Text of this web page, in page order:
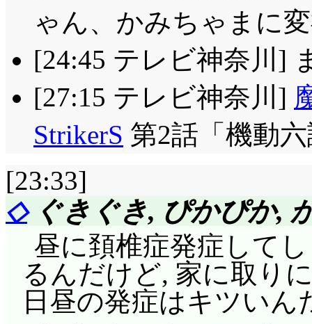
ゃん、かみちゃまに
[24:45 テレビ神奈川]
[27:15 テレビ神奈川]
StrikerS 第2話「機動
[23:33]
◇ぐきぐき, ぴかぴか,
昼に頚椎症発症して
るんだけど, 家に取り
日昼の発症はキツい